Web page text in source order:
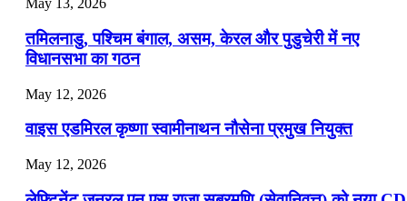
📝 डेली करेंट अफेयर्स: 16-18 जुलाई 2026
May 13, 2026
तमिलनाडु, पश्चिम बंगाल, असम, केरल और पुडुचेरी में नए
विधानसभा का गठन
May 12, 2026
वाइस एडमिरल कृष्णा स्वामीनाथन नौसेना प्रमुख नियुक्त
May 12, 2026